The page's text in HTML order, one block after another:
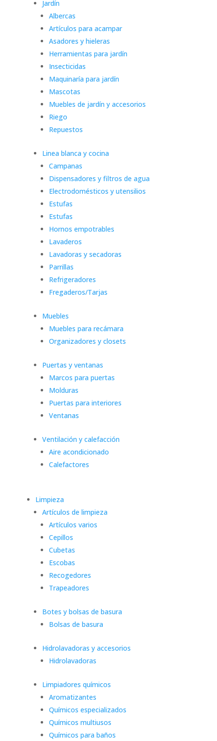
Jardín
Albercas
Artículos para acampar
Asadores y hieleras
Herramientas para jardín
Insecticidas
Maquinaría para jardín
Mascotas
Muebles de jardín y accesorios
Riego
Repuestos
Linea blanca y cocina
Campanas
Dispensadores y filtros de agua
Electrodomésticos y utensilios
Estufas
Estufas
Hornos empotrables
Lavaderos
Lavadoras y secadoras
Parrillas
Refrigeradores
Fregaderos/Tarjas
Muebles
Muebles para recámara
Organizadores y closets
Puertas y ventanas
Marcos para puertas
Molduras
Puertas para interiores
Ventanas
Ventilación y calefacción
Aire acondicionado
Calefactores
Limpieza
Artículos de limpieza
Artículos varios
Cepillos
Cubetas
Escobas
Recogedores
Trapeadores
Botes y bolsas de basura
Bolsas de basura
Hidrolavadoras y accesorios
Hidrolavadoras
Limpiadores químicos
Aromatizantes
Químicos especializados
Químicos multiusos
Químicos para baños